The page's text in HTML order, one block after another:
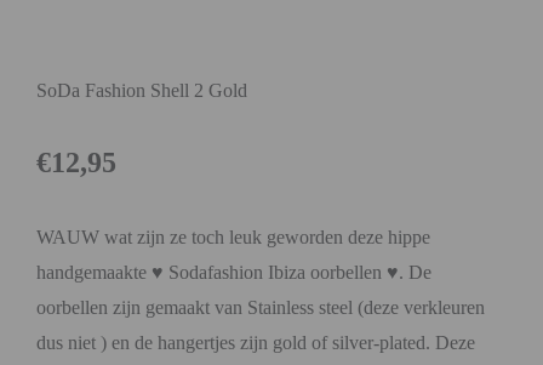
SoDa Fashion Shell 2 Gold
€12,95
WAUW wat zijn ze toch leuk geworden deze hippe
handgemaakte ♥ Sodafashion Ibiza oorbellen ♥. De
oorbellen zijn gemaakt van Stainless steel (deze verkleuren
dus niet ) en de hangertjes zijn gold of silver-plated. Deze